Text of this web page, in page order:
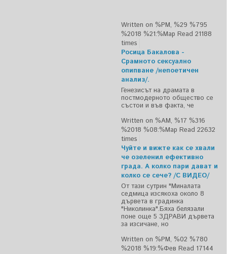
Written on %PM, %29 %795
%2018 %21:%Мар Read 21188
times
Росица Бакалова -
Срамното сексуално
опипване /непоетичен
анализ/.
Генезисът на драмата в
постмодерното общество се
състои и във факта, че
Written on %AM, %17 %316
%2018 %08:%Мар Read 22632
times
Чуйте и вижте как се хвали
че озеленил ефективно
града. А колко пари дават и
колко се сече? /С ВИДЕО/
От тази сутрин "Миналата
седмица изсякоха около 8
дървета в градинка
"Николинка".Бяха белязали
поне още 5 ЗДРАВИ дървета
за изсичане, но
Written on %PM, %02 %780
%2018 %19:%Фев Read 17144